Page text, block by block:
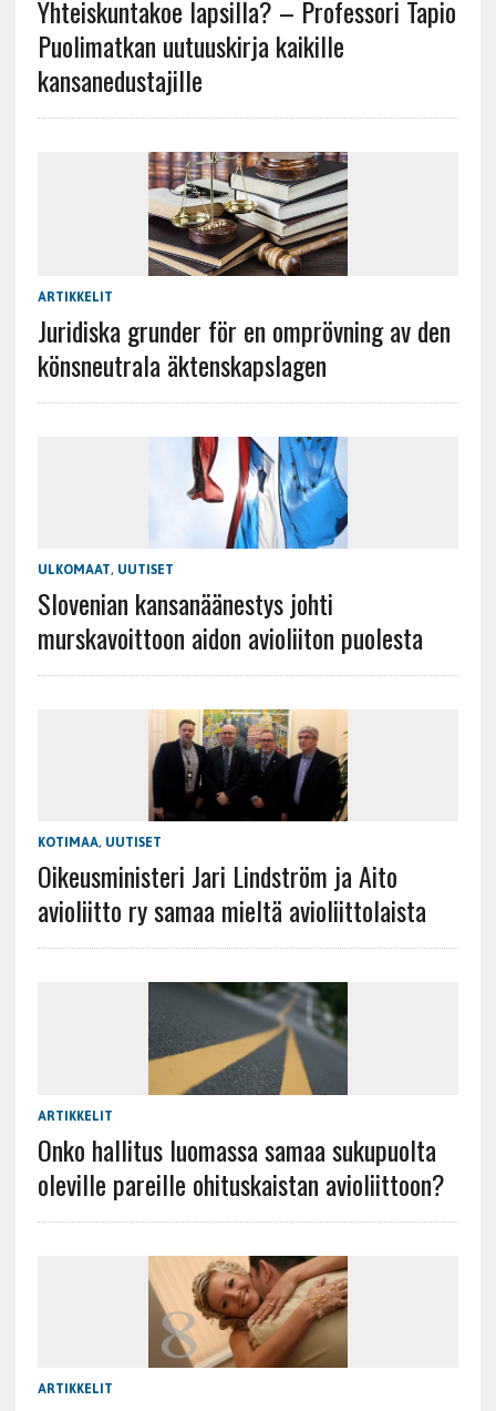
Yhteiskuntakoe lapsilla? – Professori Tapio
Puolimatkan uutuuskirja kaikille
kansanedustajille
ARTIKKELIT
Juridiska grunder för en omprövning av den
könsneutrala äktenskapslagen
ULKOMAAT, UUTISET
Slovenian kansanäänestys johti
murskavoittoon aidon avioliiton puolesta
KOTIMAA, UUTISET
Oikeusministeri Jari Lindström ja Aito
avioliitto ry samaa mieltä avioliittolaista
ARTIKKELIT
Onko hallitus luomassa samaa sukupuolta
oleville pareille ohituskaistan avioliittoon?
ARTIKKELIT